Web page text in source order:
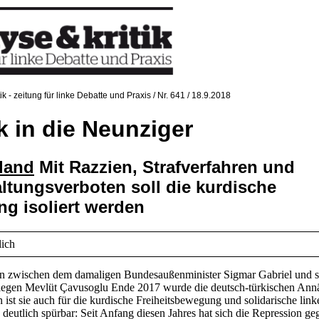
- zeitung für linke Debatte und Praxis / Nr. 641 / 18.9.2018
in die Neunziger
Mit Razzien, Strafverfahren und
soll die kurdische
isoliert werden
zwischen dem damaligen Bundesaußenminister Sigmar Gabriel und
Mevlüt Çavusoglu Ende 2017 wurde die deutsch-türkischen
ist sie auch für die kurdische Freiheitsbewegung und solidarische
spürbar: Seit Anfang diesen Jahres hat sich die Repression